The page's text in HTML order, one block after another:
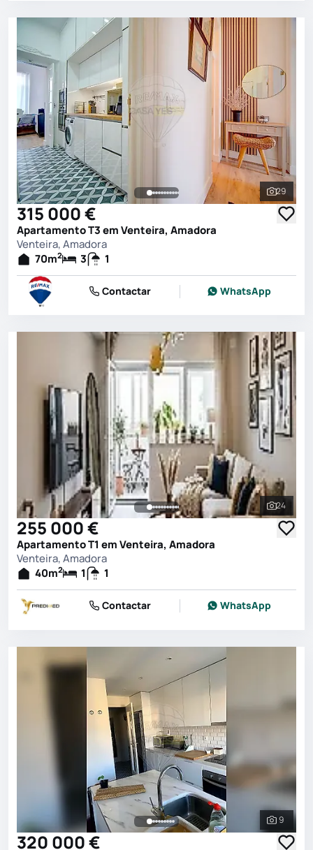
Ver
29
315 000 €
Apartamento T3 em Venteira, Amadora
Venteira, Amadora
70m2 3 1
Contactar WhatsApp
Ver
24
255 000 €
Apartamento T1 em Venteira, Amadora
Venteira, Amadora
40m2 1 1
Contactar WhatsApp
Ver
9
320 000 €